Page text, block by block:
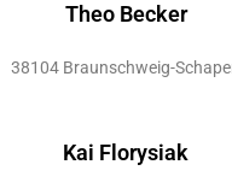
Theo Becker
38104 Braunschweig-
Kai Florysiak